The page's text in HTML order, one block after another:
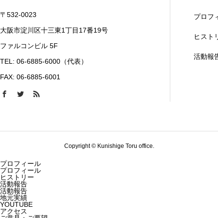
〒532-0023
大阪市淀川区十三東1丁目17番19号
ファルコンビル 5F
TEL: 06-6885-6000（代表）
FAX: 06-6885-6001
プロフ
ヒスト
活動報
Copyright © Kunishige Toru office.
プロフィール
プロフィール
ヒストリー
活動報告
活動報告
地元実績
YOUTUBE
アクセス